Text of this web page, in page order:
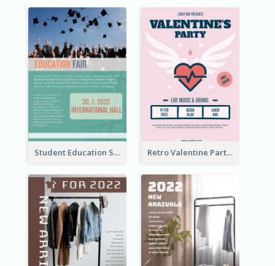
Student Education Study Flyer Retro Valentine Party Pink Flyers Design Templates